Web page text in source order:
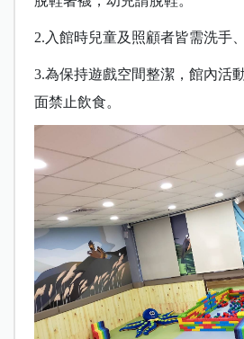
2. 入館時兒童及照顧者皆需洗手
3.為保持遊戲空間整潔，館內活
面禁止飲食。